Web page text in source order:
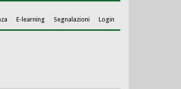
E-learning Segnalazioni Login